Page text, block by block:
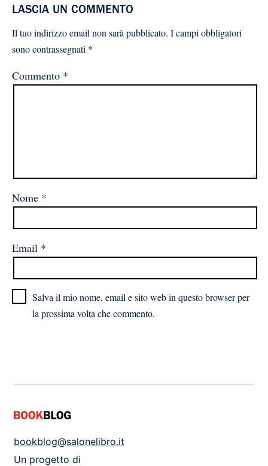
LASCIA UN COMMENTO
Il tuo indirizzo email non sarà pubblicato. I campi obbligatori
sono contrassegnati *
Commento *
Nome *
Email *
Salva il mio nome, email e sito web in questo browser per
la prossima volta che commento.
bookblog@salonelibro.it
Un progetto di